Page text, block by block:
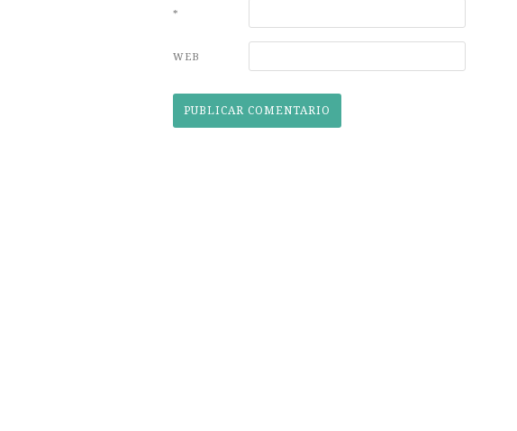
*
WEB